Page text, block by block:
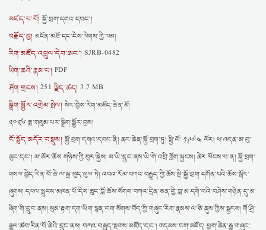
མཛད་པ་པོ། སྐྱོ་བྲག་དགའ་དབང་།
བརྗོད་བྱ། མངོན་མཐོ་དང༌ངེས་ལེགས་ཀྱི་ལམ།
རིག་མཛོད་འཕྲུལ་དེབ་ཨང་། SJRB-0482
ཡིག་ཆའི་རྣམ་པ། PDF
ཤོག་གྲངས། 251 ལྗིད་ཚད། 3.7 MB
སྒྲིག་སྦྱོར་འགྲེམ་སྤེལ། སེར་བྱེས་རིག་མཛོད་ཆེན་མོ།
༢༠༢༦ ཟླ་གསུམ་པར་སྒྲིག་སྦྱོར་བྱས།
ངོ་སྤྲོད་མདོར་བསྡུས། སྐྱོ་བྲག་དགའ་དབང་ནི། ནང་ཆེན་སྐྱོ་བྲག་ཏུ། སྤྱི་ལོ་ ༡༩༧༤ ལོར། ཕ་འདན་མ་བུ་
ཆུང་དང་། མ་ཨོར་ཆོས་གཉིས་ཀྱི་བུར་སྐྱེས། མ་ཡི་དྲུང་ནས་ཡི་གེ་འབྲི་ཀློག་སྦྱངས། ཆེར་ལོངས་པ་ན། སྐྱོ་བྲག་
གསལ་བྱེད་རིན་པོ་ཆེ་ལ་སྐྲ་ཕུད་ཕུལ་ཏེ། འབའ་རོམ་བཀའ་བརྒྱུད་ཀྱི་ཆོས་སྡེ་སྐྱོ་བྲག་དགོན་པའི་ཆོས་སྒོར་
ཞུགས། དཔལ་སྤུངས་མཁན་པོ་དིས་ཆུང་བློ་ཆོས་སོགས་བཀའ་དྲིན་ཅན་གྱི་བླ་མ་དགེ་བའི་བཤེས་གཉེན་དུ་མ་
ཞིག་གི་དྲུང་ནས། སུམ་རྟག་དག་ཡིག་སྙན་ངག་སོགས་བོད་ཀྱི་གཞུང་རིག་རྣམས་ལ་ཅི་ནུས་ཀྱིས་སྦྱངས། གོ་ཤྲི་
རྒྱལ་ཚབ་རིན་པོ་ཆེའི་དྲུང་ནས། བཀའ་བརྒྱུད་སྔགས་མཛོད་དང་། གདམས་ངག་མཛོད། ཕྱག་ཆེན་རྒྱ་གཞུང་